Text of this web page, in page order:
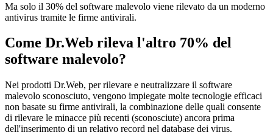
Ma solo il 30% del software malevolo viene rilevato da un moderno
antivirus tramite le firme antivirali.
Come Dr.Web rileva l'altro 70% del
software malevolo?
Nei prodotti Dr.Web, per rilevare e neutralizzare il software
malevolo sconosciuto, vengono impiegate molte tecnologie efficaci
non basate su firme antivirali, la combinazione delle quali consente
di rilevare le minacce più recenti (sconosciute) ancora prima
dell'inserimento di un relativo record nel database dei virus.